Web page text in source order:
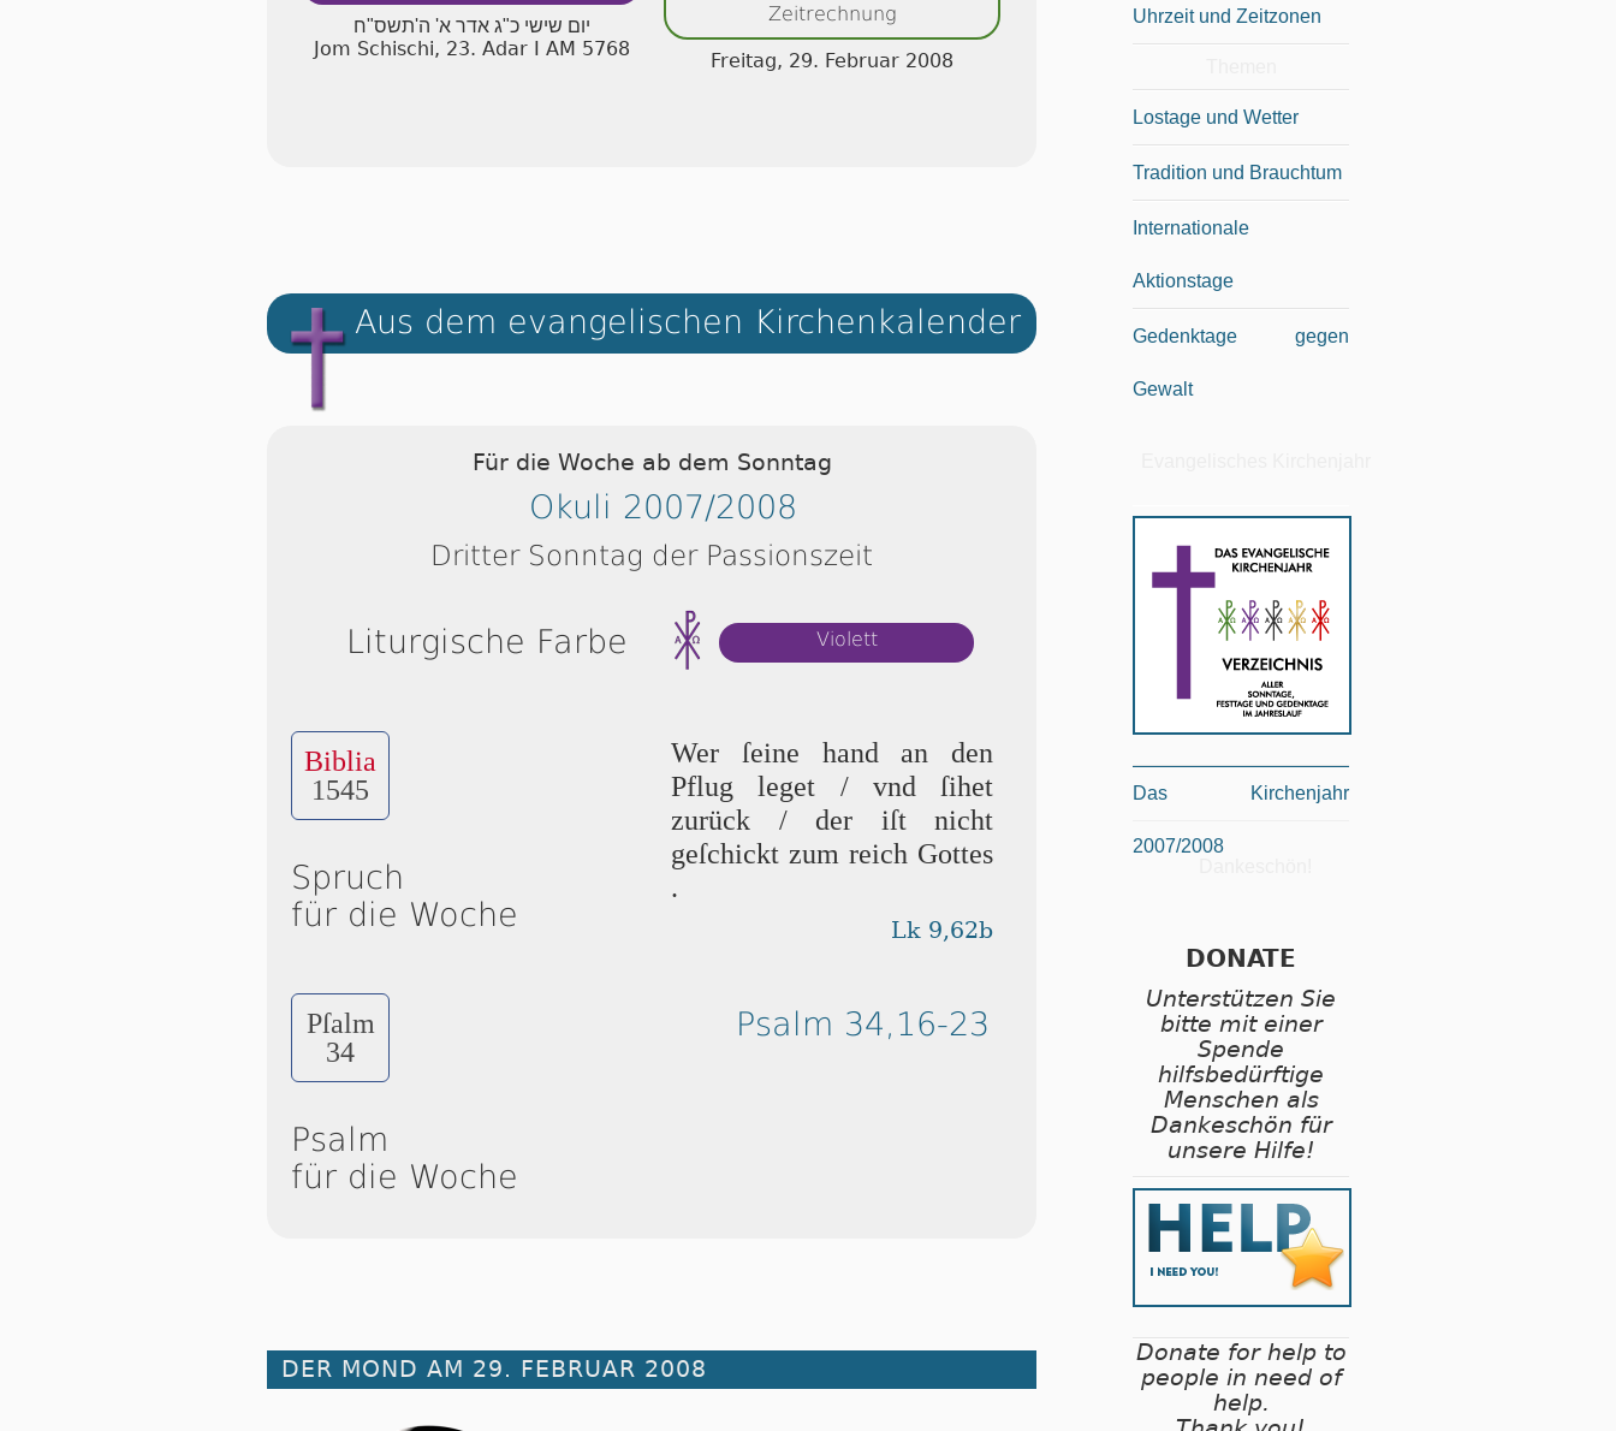
יום שישי כ"ג אדר א' ה'תשס"ח
Jom Schischi, 23. Adar I AM 5768
Zeitrechnung
Freitag, 29. Februar 2008
Aus dem evangelischen Kirchenkalender
Für die Woche ab dem Sonntag
Okuli 2007/2008
Dritter Sonntag der Passionszeit
Liturgische Farbe Violett
Biblia
1545
Spruch
für die Woche
Wer ſei­ne hand an den
Pflug leget / vnd ſi­het
zurück / der iſt nicht
geſchickt zum reich Got­tes
.
Lk 9,62b
Pſalm
34
Psalm
für die Woche
Psalm 34,16-23
DER MOND AM 29. FEBRUAR 2008
Uhrzeit und Zeitzonen
Lostage und Wetter
Tradition und Brauchtum
Internationale
Aktionstage
Gedenktage gegen
Gewalt
Das Kirchenjahr
2007/2008
DONATE
Unterstützen Sie
bitte mit einer
Spende
hilfsbedürftige
Menschen als
Dankeschön für
unsere Hilfe!
Donate for help to
people in need of
help.